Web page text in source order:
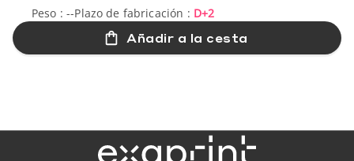
Peso :--Plazo de fabricación : D+2
Añadir a la cesta